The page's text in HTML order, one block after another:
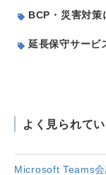
BCP・災害対策
延長保守サービ
よく見られて
Microsoft Teams